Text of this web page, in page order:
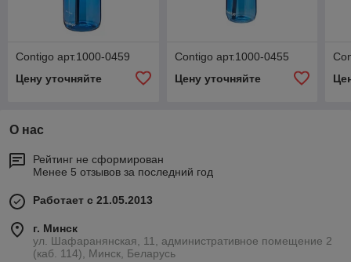
Contigo арт.1000-0459
Цену уточняйте
Contigo арт.1000-0455
Цену уточняйте
О нас
Рейтинг не сформирован
Менее 5 отзывов за последний год
Работает с 21.05.2013
г. Минск
ул. Шафаранянская, 11, административное помещение 2
(каб. 114), Минск, Беларусь